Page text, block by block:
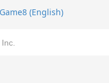
Game8 (English)